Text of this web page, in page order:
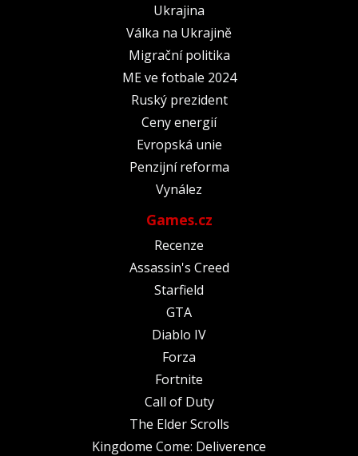
Ukrajina
Válka na Ukrajině
Migrační politika
ME ve fotbale 2024
Ruský prezident
Ceny energií
Evropská unie
Penzijní reforma
Vynález
Games.cz
Recenze
Assassin's Creed
Starfield
GTA
Diablo IV
Forza
Fortnite
Call of Duty
The Elder Scrolls
Kingdome Come: Deliverence